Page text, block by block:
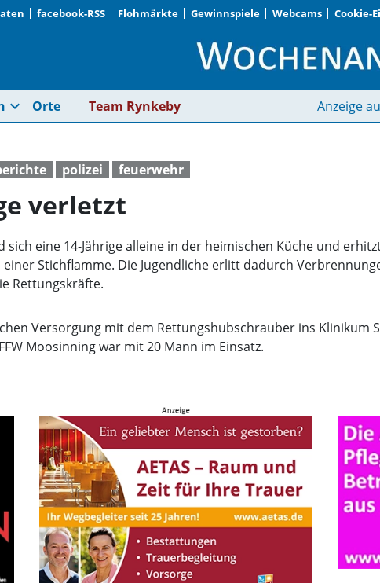
facebook-RSS Flohmärkte Gewinnspiele Webcams Cookie-
Fett erhitzt: 14-Jährige
expand_more Orte Team Rynkeby Anzeige
polizei feuerwehr
verletzt
sich eine 14-Jährige alleine in der heimischen Küche und
Stichflamme. Die Jugendliche erlitt dadurch
Rettungskräfte.
Versorgung mit dem Rettungshubschrauber ins Klinikum
Moosinning war mit 20 Mann im Einsatz.